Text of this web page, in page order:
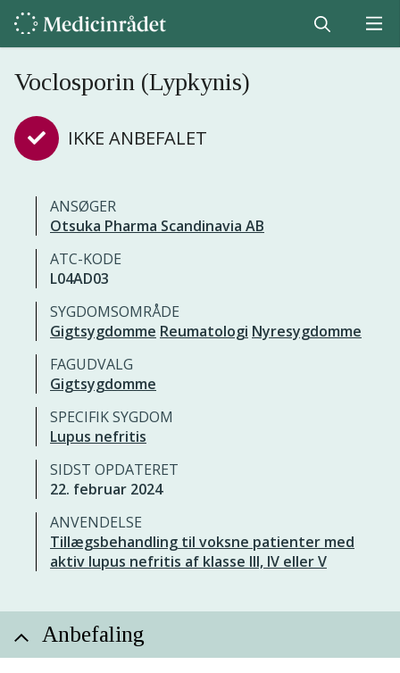
Voclosporin (Lypkynis)
IKKE ANBEFALET
ANSØGER
Otsuka Pharma Scandinavia AB
ATC-KODE
L04AD03
SYGDOMSOMRÅDE
Gigtsygdomme Reumatologi Nyresygdomme
FAGUDVALG
Gigtsygdomme
SPECIFIK SYGDOM
Lupus nefritis
SIDST OPDATERET
22. februar 2024
ANVENDELSE
Tillægsbehandling til voksne patienter med
aktiv lupus nefritis af klasse III, IV eller V
Anbefaling